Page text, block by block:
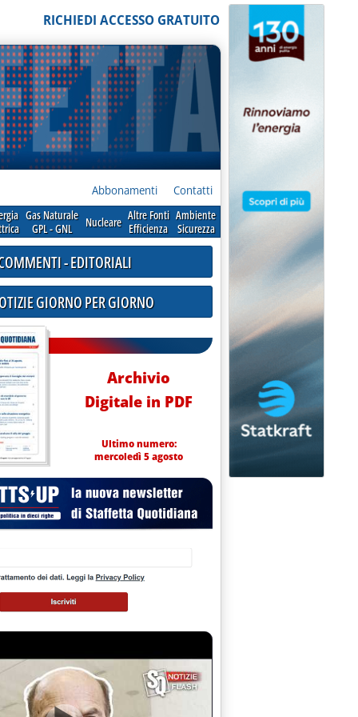
RICHIEDI ACCESSO GRATUITO
Abbonamenti Contatti
Gas Naturale
GPL - GNL
Nucleare Altre Fonti
Efficienza
Ambiente
Sicurezza
- EDITORIALI
GIORNO PER GIORNO
Archivio
Digitale in PDF
Ultimo numero:
mercoledì 5 agosto